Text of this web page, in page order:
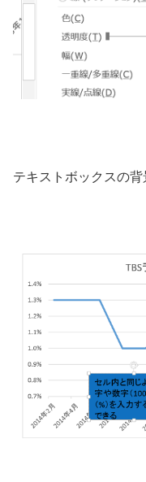
テキストボックスの背